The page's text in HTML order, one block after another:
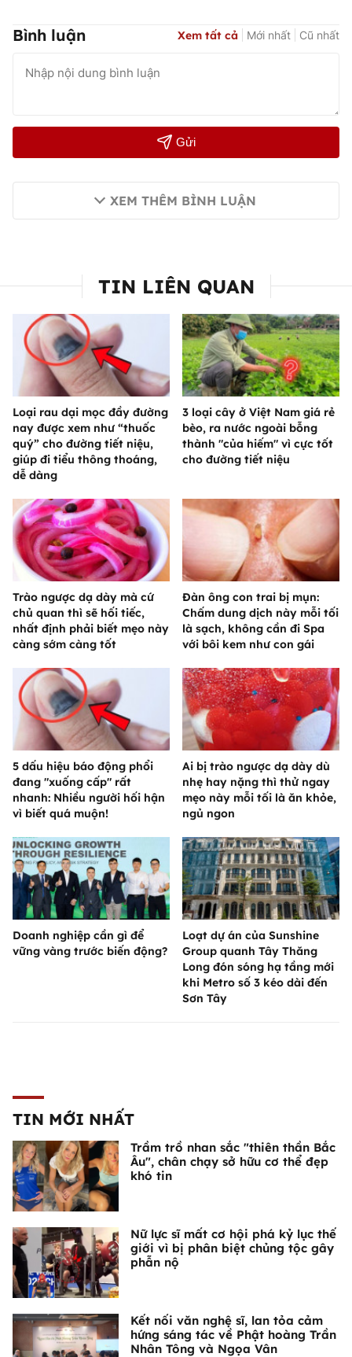
Bình luận Xem tất cả Mới nhất Cũ nhất
Gửi
XEM THÊM BÌNH LUẬN
TIN LIÊN QUAN
Loại rau dại mọc đầy đường
nay được xem như “thuốc
quý” cho đường tiết niệu,
giúp đi tiểu thông thoáng,
dễ dàng
3 loại cây ở Việt Nam giá rẻ
bèo, ra nước ngoài bỗng
thành "của hiếm" vì cực tốt
cho đường tiết niệu
Trào ngược dạ dày mà cứ
chủ quan thì sẽ hối tiếc,
nhất định phải biết mẹo này
càng sớm càng tốt
Đàn ông con trai bị mụn:
Chấm dung dịch này mỗi tối
là sạch, không cần đi Spa
với bôi kem như con gái
5 dấu hiệu báo động phổi
đang "xuống cấp" rất
nhanh: Nhiều người hối hận
vì biết quá muộn!
Ai bị trào ngược dạ dày dù
nhẹ hay nặng thì thử ngay
mẹo này mỗi tối là ăn khỏe,
ngủ ngon
Doanh nghiệp cần gì để
vững vàng trước biến động?
Loạt dự án của Sunshine
Group quanh Tây Thăng
Long đón sóng hạ tầng mới
khi Metro số 3 kéo dài đến
Sơn Tây
TIN MỚI NHẤT
Trầm trồ nhan sắc "thiên thần Bắc
Âu", chân chạy sở hữu cơ thể đẹp
khó tin
Nữ lực sĩ mất cơ hội phá kỷ lục thế
giới vì bị phân biệt chủng tộc gây
phẫn nộ
Kết nối văn nghệ sĩ, lan tỏa cảm
hứng sáng tác về Phật hoàng Trần
Nhân Tông và Ngọa Vân